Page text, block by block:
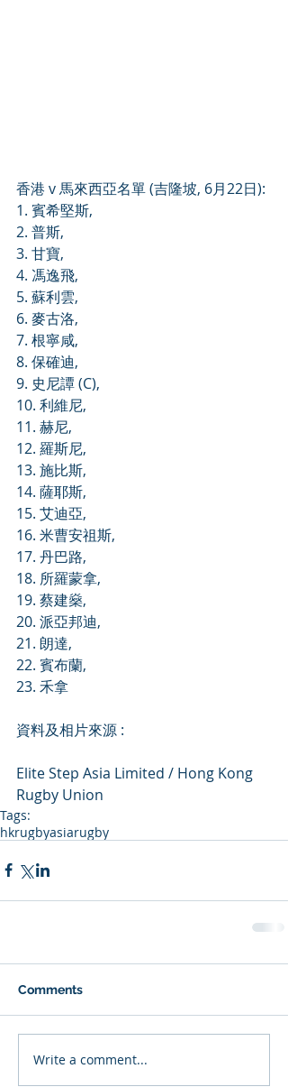
香港 v 馬來西亞名單 (吉隆坡, 6月22日):
1. 賓希堅斯,
2. 普斯,
3. 甘寶,
4. 馮逸飛,
5. 蘇利雲,
6. 麥古洛,
7. 根寧咸,
8. 保確迪,
9. 史尼譚 (C),
10. 利維尼,
11. 赫尼,
12. 羅斯尼,
13. 施比斯,
14. 薩耶斯,
15. 艾迪亞,
16. 米曹安祖斯,
17. 丹巴路,
18. 所羅蒙拿,
19. 蔡建燊,
20. 派亞邦迪,
21. 朗達,
22. 賓布蘭,
23. 禾拿
資料及相片來源 :
Elite Step Asia Limited / Hong Kong
Rugby Union
Tags:
hkrugbyasiarugby
Comments
Write a comment...